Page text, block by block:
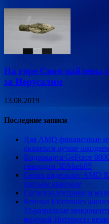
На горе Сион найдены
за Иерусалим
13.08.2019
Последние записи
Для AMD финансовые
оказаться лучше
Видеокарта GeForce
рекордом 3DMark05
Серия видеокарт AMD
третьем квартале
Сегнетоэлектрики и
Renesas Electronics
32-разрядные
модулей Интернета